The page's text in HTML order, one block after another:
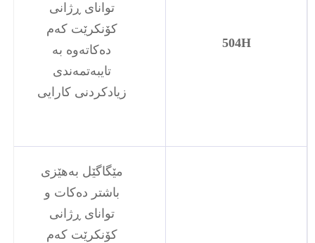
504H
توانای ڕژانی
کۆنکرێت کەم
دەکاتەوە بە
تایبەتمەندی
زیادکردنی کارایی
مێگاگێل بەهێزی
باشتر دەکات و
توانای ڕژانی
کۆنکرێت کەم